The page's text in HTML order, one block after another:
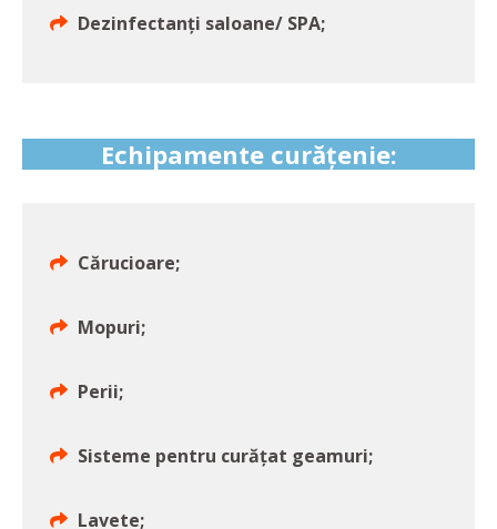
Dezinfectanți saloane/ SPA;
Echipamente curățenie:
Cărucioare;
Mopuri;
Perii;
Sisteme pentru curățat geamuri;
Lavete;